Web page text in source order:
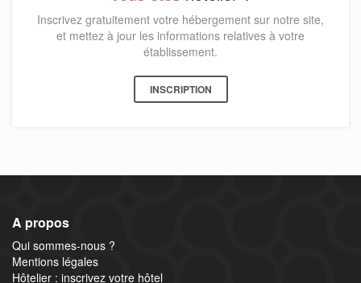
Inscrivez gratuitement votre hébergement sur notre site,
et mettez à jour les informations relatives à votre
établissement.
INSCRIPTION
A propos
Qui sommes-nous ?
Mentions légales
Hôtelier : inscrivez votre hôtel